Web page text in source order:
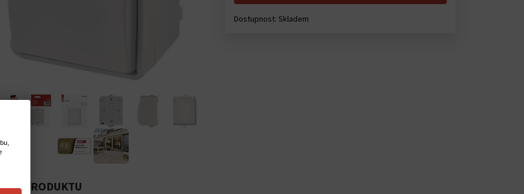
Dostupnost: Skladem
PRODUKTU